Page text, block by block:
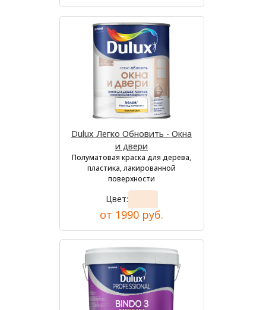
Dulux Легко Обновить - Окна
и двери
Полуматовая краска для дерева,
пластика, лакированной
поверхности
Цвет:
от 1990 руб.